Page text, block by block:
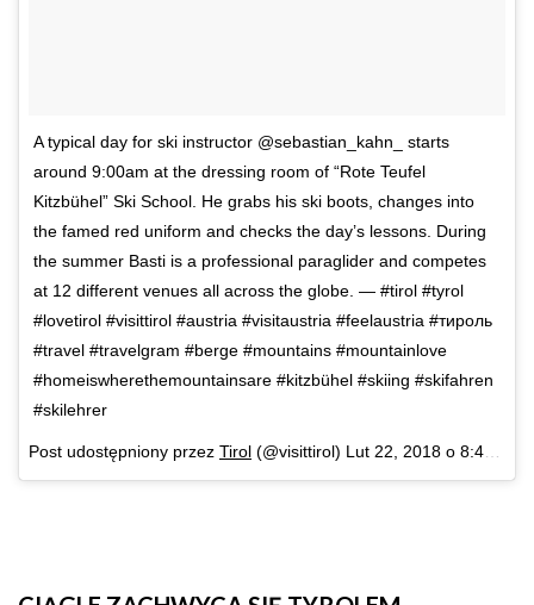
A typical day for ski instructor @sebastian_kahn_ starts
around 9:00am at the dressing room of “Rote Teufel
Kitzbühel” Ski School. He grabs his ski boots, changes into
the famed red uniform and checks the day’s lessons. During
the summer Basti is a professional paraglider and competes
at 12 different venues all across the globe. — #tirol #tyrol
#lovetirol #visittirol #austria #visitaustria #feelaustria #тироль
#travel #travelgram #berge #mountains #mountainlove
#homeiswherethemountainsare #kitzbühel #skiing #skifahren
#skilehrer
Post udostępniony przez Tirol (@visittirol) Lut 22, 2018 o 8:40 PST